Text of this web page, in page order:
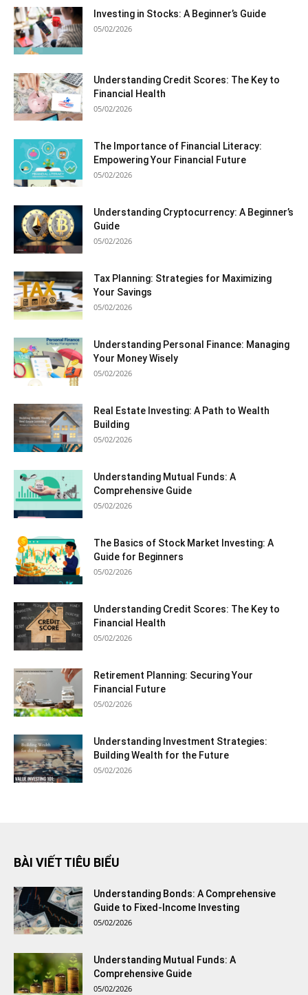
Investing in Stocks: A Beginner’s Guide
05/02/2026
Understanding Credit Scores: The Key to
Financial Health
05/02/2026
The Importance of Financial Literacy:
Empowering Your Financial Future
05/02/2026
Understanding Cryptocurrency: A Beginner’s
Guide
05/02/2026
Tax Planning: Strategies for Maximizing
Your Savings
05/02/2026
Understanding Personal Finance: Managing
Your Money Wisely
05/02/2026
Real Estate Investing: A Path to Wealth
Building
05/02/2026
Understanding Mutual Funds: A
Comprehensive Guide
05/02/2026
The Basics of Stock Market Investing: A
Guide for Beginners
05/02/2026
Understanding Credit Scores: The Key to
Financial Health
05/02/2026
Retirement Planning: Securing Your
Financial Future
05/02/2026
Understanding Investment Strategies:
Building Wealth for the Future
05/02/2026
BÀI VIẾT TIÊU BIỂU
Understanding Bonds: A Comprehensive
Guide to Fixed-Income Investing
05/02/2026
Understanding Mutual Funds: A
Comprehensive Guide
05/02/2026